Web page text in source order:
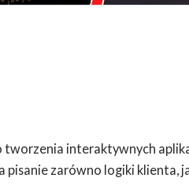
interaktywnych
pisanie zarówno logiki klienta,